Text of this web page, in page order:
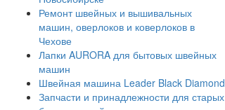
Ремонт швейных и вышивальных
машин, оверлоков и коверлоков в
Чехове
Лапки AURORA для бытовых швейных
машин
Швейная машина Leader Black Diamond
Запчасти и принадлежности для старых